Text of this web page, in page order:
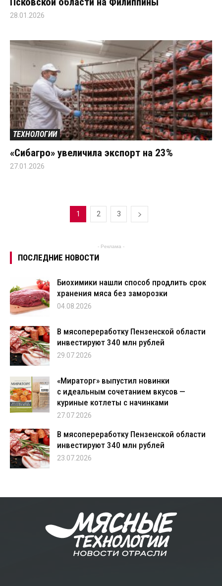
28.01.2026
ТЕХНОЛОГИИ
«Сибагро» увеличила экспорт на 23%
27.01.2026
1 2 3
- Реклама -
ПОСЛЕДНИЕ НОВОСТИ
Биохимики нашли способ продлить срок
хранения мяса без заморозки
04.08.2026
В мясопереработку Пензенской области
инвестируют 340 млн рублей
29.07.2026
«Мираторг» выпустил новинки
с идеальным сочетанием вкусов —
куриные котлеты с начинками
27.07.2026
В мясопереработку Пензенской области
инвестируют 340 млн рублей
23.07.2026